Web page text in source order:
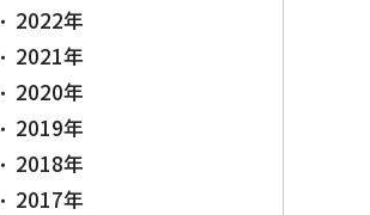
2022年
2021年
2020年
2019年
2018年
2017年